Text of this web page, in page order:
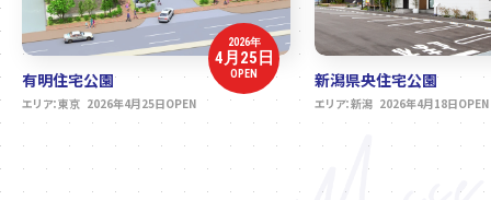
2026年
4月25日
OPEN
有明住宅公園
エリア：東京 2026年4月25日OPEN
新潟県央住宅公園
エリア：新潟 2026年4月18日OPEN